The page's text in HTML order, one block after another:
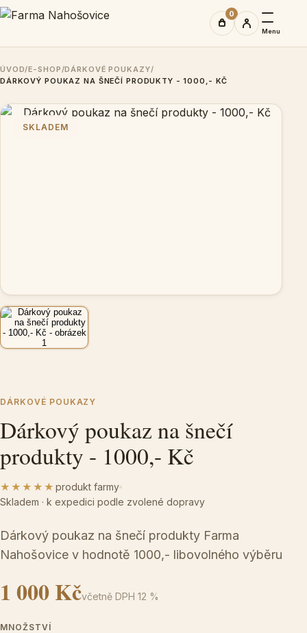
0
Menu
ÚVOD/E-SHOP/DÁRKOVÉ POUKAZY/
DÁRKOVÝ POUKAZ NA ŠNEČÍ PRODUKTY - 1000,- KČ
SKLADEM
DÁRKOVÉ POUKAZY
Dárkový poukaz na šnečí
produkty - 1000,- Kč
★★★★★ produkt farmy
Skladem · k expedici podle zvolené dopravy
Dárkový poukaz na šnečí produkty Farma
Nahošovice v hodnotě 1000,- libovolného výběru
1 000 Kčvčetně DPH 12 %
MNOŽSTVÍ